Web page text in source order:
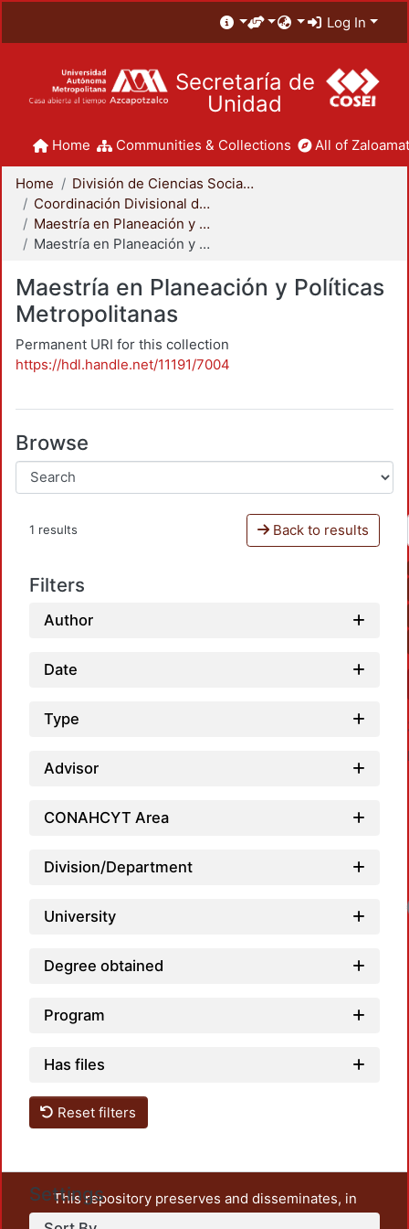
Log In
Secretaría de
Unidad
Home Communities & Collections All of
Home
División de Ciencias Sociales y Humanidades
Coordinación Divisional de Posgrado
Maestría en Planeación y Políticas Metropolitanas
Maestría en Planeación y Políticas Metropolitanas
Maestría en Planeación y Políticas
Metropolitanas
Permanent URI for this collection
https://hdl.handle.net/11191/7004
Browse
1 results Back to results
Filters
Author
Date
Type
Advisor
CONAHCYT Area
Division/Department
University
Degree obtained
Program
Has files
Reset filters
Settings
This repository preserves and disseminates, in
unrestricted open access, the teaching and research